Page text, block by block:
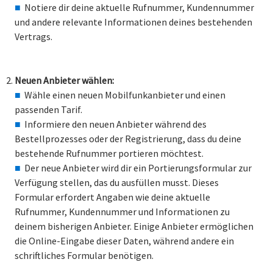
Notiere dir deine aktuelle Rufnummer, Kundennummer
und andere relevante Informationen deines bestehenden
Vertrags.
Neuen Anbieter wählen:
Wähle einen neuen Mobilfunkanbieter und einen
passenden Tarif.
Informiere den neuen Anbieter während des
Bestellprozesses oder der Registrierung, dass du deine
bestehende Rufnummer portieren möchtest.
Der neue Anbieter wird dir ein Portierungsformular zur
Verfügung stellen, das du ausfüllen musst. Dieses
Formular erfordert Angaben wie deine aktuelle
Rufnummer, Kundennummer und Informationen zu
deinem bisherigen Anbieter. Einige Anbieter ermöglichen
die Online-Eingabe dieser Daten, während andere ein
schriftliches Formular benötigen.